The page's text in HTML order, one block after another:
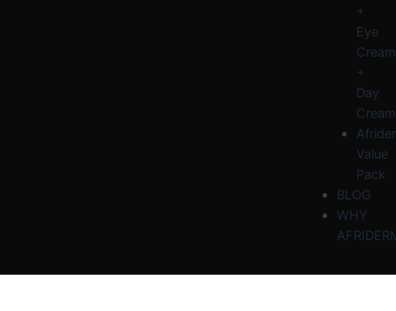
+
Eye
Cream
+
Day
Cream
Value
Pack
BLOG
WHY